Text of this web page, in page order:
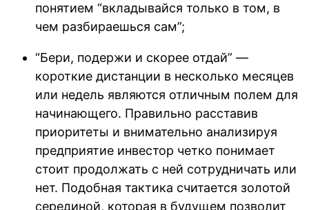
понятием “вкладывайся только в том, в
чем разбираешься сам”;
“Бери, подержи и скорее отдай” —
короткие дистанции в несколько месяцев
или недель являются отличным полем для
начинающего. Правильно расставив
приоритеты и внимательно анализируя
предприятие инвестор четко понимает
стоит продолжать с ней сотрудничать или
нет. Подобная тактика считается золотой
серединой, которая в будущем позволит